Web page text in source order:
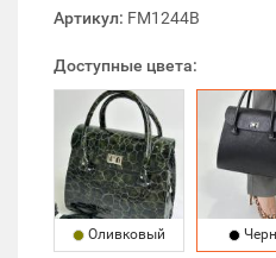
Артикул: FM1244B
Доступные цвета:
Оливковый